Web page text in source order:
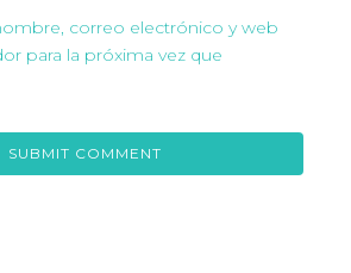
correo electrónico y web
para la próxima vez que